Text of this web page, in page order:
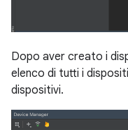
Dopo aver creato i
elenco di tutti i
dispositivi.